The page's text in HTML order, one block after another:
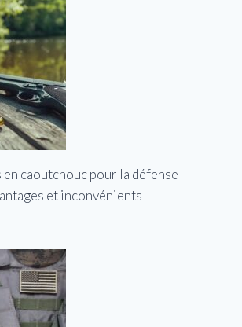
caoutchouc pour la défense
et inconvénients